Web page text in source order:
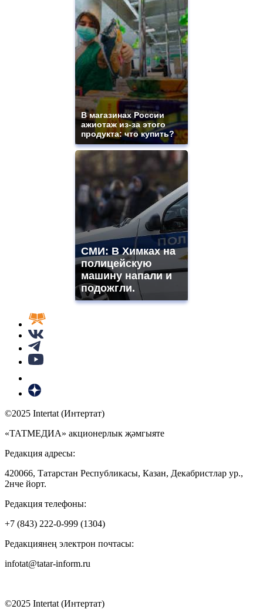
В магазинах России
ажиотаж из-за этого
продукта: что купить?
СМИ: В Химках на
полицейскую
машину напали и
подожгли.
©2025 Intertat (Интертат)
«ТАТМЕДИА» акционерлык җәмгыяте
Редакция адресы:
420066, Татарстан Республикасы, Казан, Декабристлар ур.,
2нче йорт.
Редакция телефоны:
+7 (843) 222-0-999 (1304)
Редакциянең электрон почтасы:
infotat@tatar-inform.ru
©2025 Intertat (Интертат)